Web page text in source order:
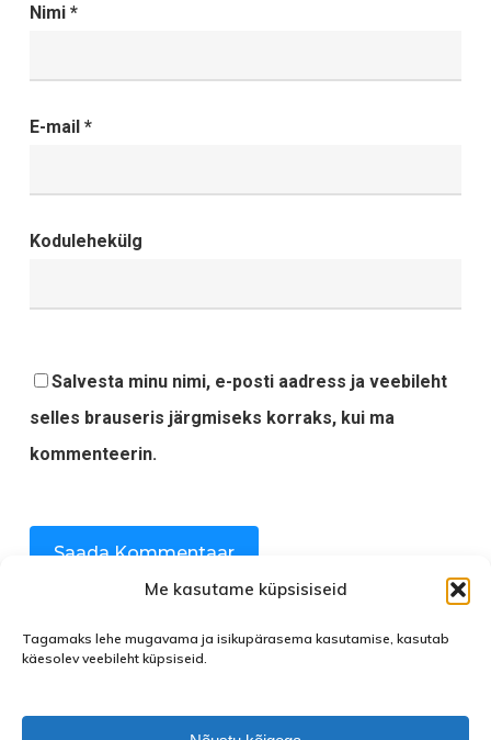
Me kasutame küpsisiseid
Tagamaks lehe mugavama ja isikupärasema kasutamise, kasutab
käesolev veebileht küpsiseid.
Nimi *
E-mail *
Kodulehekülg
Salvesta minu nimi, e-posti aadress ja veebileht
selles brauseris järgmiseks korraks, kui ma
kommenteerin.